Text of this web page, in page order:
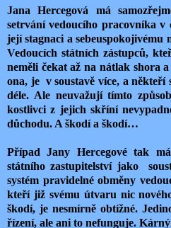
Jana Hercegová má
setrvání vedoucího pracovníka v
její stagnaci a sebeuspokojivému
Vedoucích státních zástupců,
neměli čekat až na nátlak shora
ona, je v soustavě více, a někteří
déle. Ale neuvažují tímto
kostlivci z jejich skříní
důchodu. A škodí a škodí…
Případ Jany Hercegové tak
státního zastupitelství jako
systém pravidelné obměny
kteří již svému útvaru nic
škodí, je nesmírně obtížné.
řízení, ale ani to nefunguje.